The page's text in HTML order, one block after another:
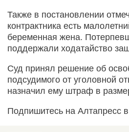
Также в постановлении
контрактника есть
беременная жена.
поддержали ходатайство
Суд принял решение об
подсудимого от уголовной
назначил ему штраф в
Подпишитесь на Алтапресс в